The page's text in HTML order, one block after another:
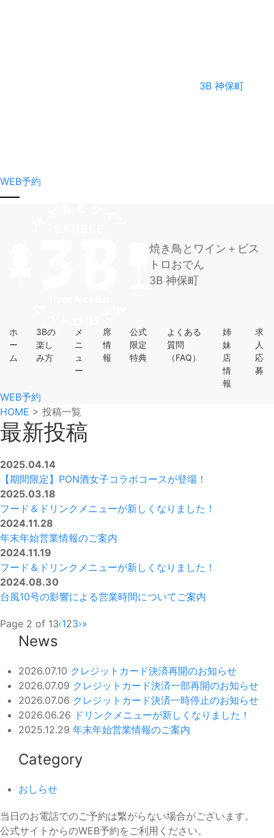
3B 神保町
WEB予約
焼き鳥とワイン＋ビス
トロおでん
3B 神保町
ホ
ー
ム
3Bの
楽し
み方
メ
ニ
ュ
ー
席
情
報
公式
限定
特典
よくある
質問
（FAQ）
姉
妹
店
情
報
求
人
応
募
WEB予約
HOME > 投稿一覧
最新投稿
2025.04.14
【期間限定】PON酒女子コラボコースが登場！
2025.03.18
フード＆ドリンクメニューが新しくなりました！
2024.11.28
年末年始営業情報のご案内
2024.11.19
フード＆ドリンクメニューが新しくなりました！
2024.08.30
台風10号の影響による営業時間についてご案内
Page 2 of 13‹123›»
News
2026.07.10 クレジットカード決済再開のお知らせ
2026.07.09 クレジットカード決済一部再開のお知らせ
2026.07.06 クレジットカード決済一時停止のお知らせ
2026.06.26 ドリンクメニューが新しくなりました！
2025.12.29 年末年始営業情報のご案内
Category
おしらせ
当日のお電話でのご予約は繋がらない場合がございます。
公式サイトからのWEB予約をご利用ください。